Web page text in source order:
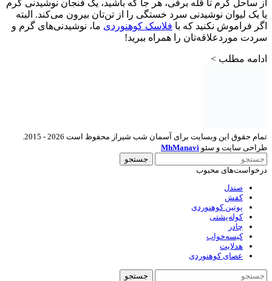
از ساحل گرم تا قله برفی، هر جا که باشید، یک فنجان نوشیدنی گرم
یا یک لیوان نوشیدنی سرد خستگی را از تن‌تان بیرون می‌کند. البته
اگر فراموش نکنید که با فلاسک کوهنوردی ما، نوشیدنی‌های گرم و
سردت موردعلاقه‌تان را همراه ببرید!
ادامه مطلب >
تمام حقوق این وبسایت برای آسمان شب شیراز محفوظ است 2026 - 2015.
طراحی سایت و سئو MhManavi
جستجو
درخواست‌های محبوب
صندل
کفش
پوتین کوهنوردی
کوله‌پشتی
چادر
کیسه‌خواب
هدلایت
عصای کوهنوردی
جستجو